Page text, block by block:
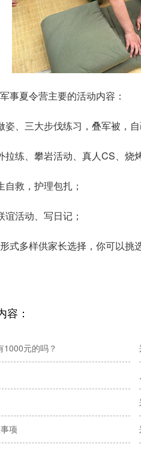
事夏令营主要的活动内容：
姿、三大步伐练习，叠军被，
拉练、攀岩活动、真人CS、烧
救，护理包扎；
活动、写日记；
式多样供家长选择，你可以
容：
元的吗？
项